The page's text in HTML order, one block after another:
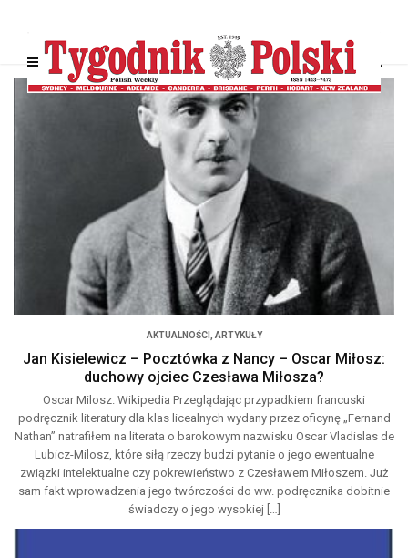
AKTUALNOŚCI , ARTYKUŁY
Jan Kisielewicz – Pocztówka z Nancy – Oscar Miłosz:
duchowy ojciec Czesława Miłosza?
Oscar Milosz. Wikipedia Przeglądając przypadkiem francuski
podręcznik literatury dla klas licealnych wydany przez oficynę „Fernand
Nathan” natrafiłem na literata o barokowym nazwisku Oscar Vladislas de
Lubicz-Milosz, które siłą rzeczy budzi pytanie o jego ewentualne
związki intelektualne czy pokrewieństwo z Czesławem Miłoszem. Już
sam fakt wprowadzenia jego twórczości do ww. podręcznika dobitnie
świadczy o jego wysokiej […]